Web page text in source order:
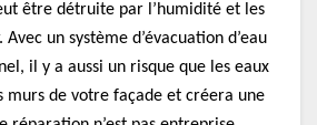
être détruite par l’humidité et les
un système d’évacuation d’eau
il y a aussi un risque que les eaux
murs de votre façade et créera une